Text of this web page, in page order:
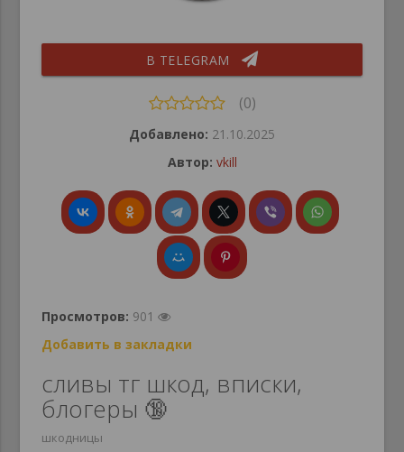
В TELEGRAM
(0)
Добавлено: 21.10.2025
Автор: vkill
Просмотров: 901
Добавить в закладки
сливы тг шкод, вписки,
блогеры 🔞
шкодницы